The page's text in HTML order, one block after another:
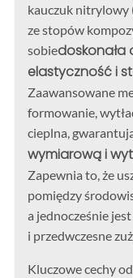
kauczuk nitrylowy
ze stopów
sobiedoskonała
elastyczność i
Zaawansowane
formowanie,
cieplna,
wymiarową i
Zapewnia to, że
pomiędzy
a jednocześnie
i przedwczesne
Kluczowe cechy